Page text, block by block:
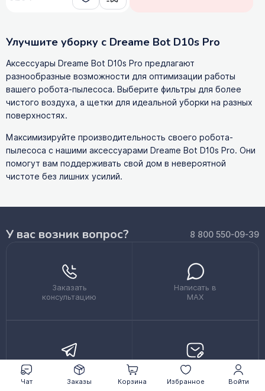
Войти
Заказы Избранное
Чат Корзина
Улучшите уборку с Dreame Bot D10s Pro
Аксессуары Dreame Bot D10s Pro предлагают
разнообразные возможности для оптимизации работы
вашего робота-пылесоса. Выберите фильтры для более
чистого воздуха, а щетки для идеальной уборки на разных
поверхностях.
Максимизируйте производительность своего робота-
пылесоса с нашими аксессуарами Dreame Bot D10s Pro. Они
помогут вам поддерживать свой дом в невероятной
чистоте без лишних усилий.
У вас возник вопрос? 8 800 550-09-39
Заказать
консультацию
Написать в
MAX
Написать в
Telegram
Написать на
почту